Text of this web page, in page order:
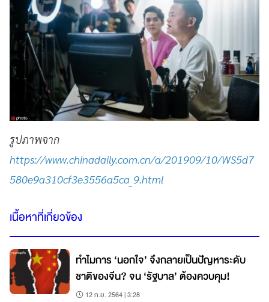
รูปภาพจาก
https://www.chinadaily.com.cn/a/201909/10/WS5d7
580e9a310cf3e3556a5ca_9.html
เนื้อหาที่เกี่ยวข้อง
ทำไมการ ‘นอกใจ’ จึงกลายเป็นปัญหาระดับ
ชาติของจีน? จน ‘รัฐบาล’ ต้องควบคุม!
12 ก.ย. 2564 | 3:28